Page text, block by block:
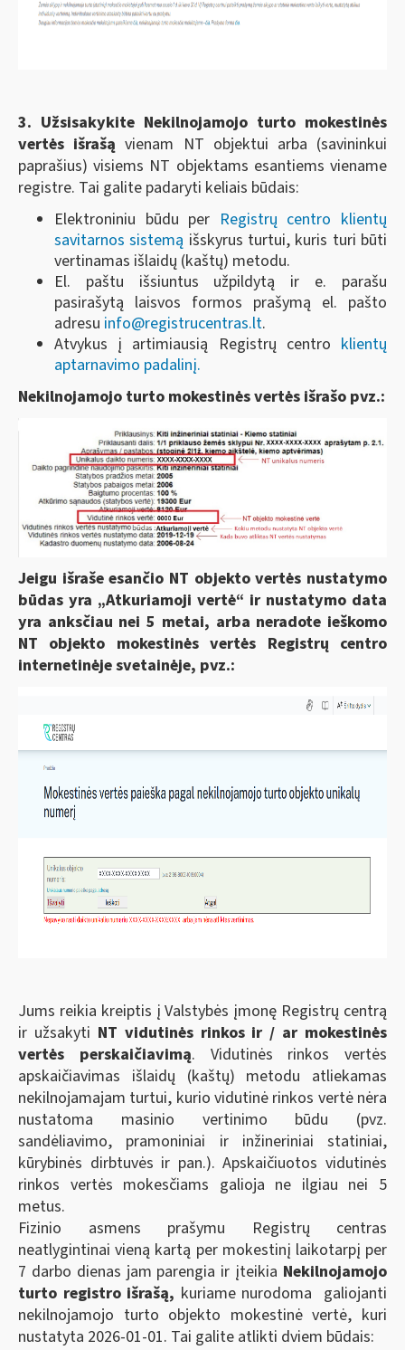
3. Užsisakykite Nekilnojamojo turto mokestinės
vertės išrašą vienam NT objektui arba (savininkui
paprašius) visiems NT objektams esantiems viename
registre. Tai galite padaryti keliais būdais:
Elektroniniu būdu per Registrų centro klientų
savitarnos sistemą išskyrus turtui, kuris turi būti
vertinamas išlaidų (kaštų) metodu.
El. paštu išsiuntus užpildytą ir e. parašu
pasirašytą laisvos formos prašymą el. pašto
adresu info@registrucentras.lt.
Atvykus į artimiausią Registrų centro klientų
aptarnavimo padalinį.
Nekilnojamojo turto mokestinės vertės išrašo pvz.:
Jeigu išraše esančio NT objekto vertės nustatymo
būdas yra „Atkuriamoji vertė“ ir nustatymo data
yra anksčiau nei 5 metai, arba neradote ieškomo
NT objekto mokestinės vertės Registrų centro
internetinėje svetainėje, pvz.:
Jums reikia kreiptis į Valstybės įmonę Registrų centrą
ir užsakyti NT vidutinės rinkos ir / ar mokestinės
vertės perskaičiavimą. Vidutinės rinkos vertės
apskaičiavimas išlaidų (kaštų) metodu atliekamas
nekilnojamajam turtui, kurio vidutinė rinkos vertė nėra
nustatoma masinio vertinimo būdu (pvz.
sandėliavimo, pramoniniai ir inžineriniai statiniai,
kūrybinės dirbtuvės ir pan.). Apskaičiuotos vidutinės
rinkos vertės mokesčiams galioja ne ilgiau nei 5
metus.
Fizinio asmens prašymu Registrų centras
neatlygintinai vieną kartą per mokestinį laikotarpį per
7 darbo dienas jam parengia ir įteikia Nekilnojamojo
turto registro išrašą, kuriame nurodoma galiojanti
nekilnojamojo turto objekto mokestinė vertė, kuri
nustatyta 2026-01-01. Tai galite atlikti dviem būdais: